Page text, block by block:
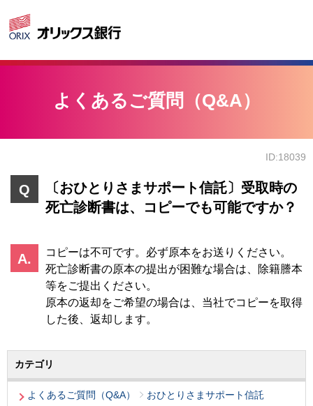
よくあるご質問（Q&A）
ID:18039
〔おひとりさまサポート信託〕受取時の
死亡診断書は、コピーでも可能ですか？
コピーは不可です。必ず原本をお送りください。
死亡診断書の原本の提出が困難な場合は、除籍謄本
等をご提出ください。
原本の返却をご希望の場合は、当社でコピーを取得
した後、返却します。
カテゴリ
よくあるご質問（Q&A）
おひとりさまサポート信託